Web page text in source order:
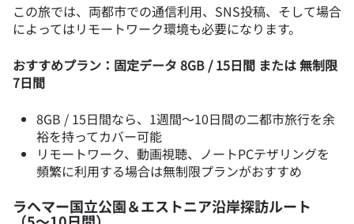
この旅では、両都市での通信利用、SNS投稿、そして場合
によってはリモートワーク環境も必要になります。
おすすめプラン：固定データ 8GB / 15日間 または 無制限
7日間
8GB / 15日間なら、1週間〜10日間の二都市旅行を余
裕を持ってカバー可能
リモートワーク、動画視聴、ノートPCテザリングを
頻繁に利用する場合は無制限プランがおすすめ
ラヘマー国立公園＆エストニア沿岸探訪ルート